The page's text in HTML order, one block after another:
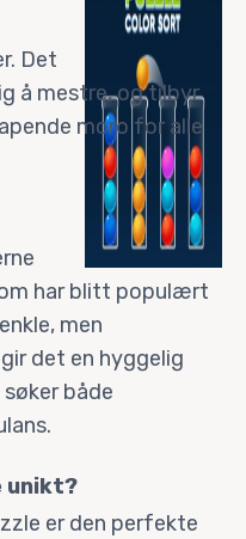
Det
å mestre, og tilbyr
moro for alle
har blitt populært
men
det en hyggelig
både
unikt?
er den perfekte